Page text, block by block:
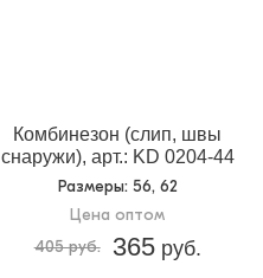
Комбинезон (слип, швы
снаружи), арт.: KD 0204-44
Размеры: 56, 62
Цена оптом
405 руб.
365руб.